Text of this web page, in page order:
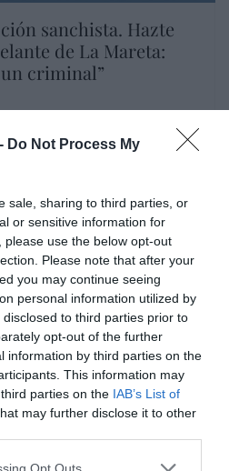
Do Not Process My
sale, sharing to third parties, or
or sensitive information for
use the below opt-out
Please note that after your
you may continue seeing
personal information utilized by
to third parties prior to
opt-out of the further
information by third parties on the
This information may
parties on the IAB’s List of
may further disclose it to other
Opt Outs
sanchista. Hazte
de La Mareta:
un criminal”